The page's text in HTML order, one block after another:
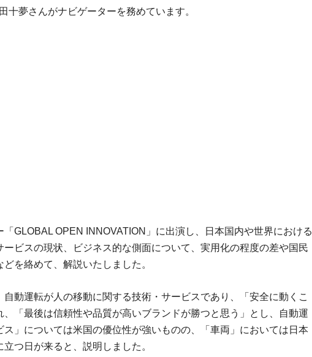
十夢さんがナビゲーターを務めています。
GLOBAL OPEN INNOVATION」に出演し、日本国内や世界における
ービスの現状、ビジネス的な側面について、実用化の程度の差や国民
を絡めて、解説いたしました。
動運転が人の移動に関する技術・サービスであり、「安全に動くこ
、「最後は信頼性や品質が高いブランドが勝つと思う」とし、自動運
」については米国の優位性が強いものの、「車両」においては日本
つ日が来ると、説明しました。